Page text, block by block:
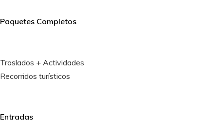
Paquetes Completos
Traslados + Actividades
Recorridos turísticos
Entradas